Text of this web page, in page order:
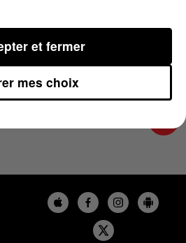
Pyrénées
mes choix
et fermer